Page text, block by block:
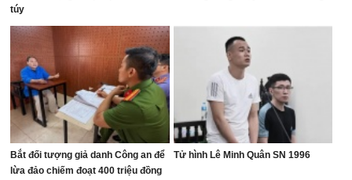
túy
Bắt đối tượng giả danh Công an để
lừa đảo chiếm đoạt 400 triệu đồng
Tử hình Lê Minh Quân SN 1996